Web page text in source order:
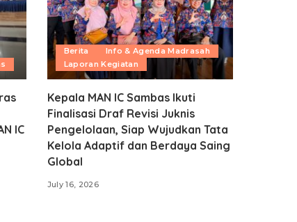
IC
Berita
Info & Agenda Madrasah
Laporan Kegiatan
Kepala MAN IC Sambas Ikuti
Finalisasi Draf Revisi Juknis
Pengelolaan, Siap Wujudkan Tata
Kelola Adaptif dan Berdaya Saing
Global
July 16, 2026